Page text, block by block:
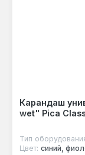
Карандаш
wet" Pica
Тип
Цвет: синий,